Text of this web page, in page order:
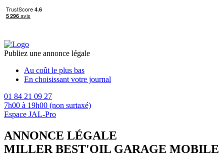
Publiez une annonce légale
Au coût le plus bas
En choisissant votre journal
01 84 21 09 27
7h00 à 19h00 (non surtaxé)
Espace JAL-Pro
ANNONCE LÉGALE
MILLER BEST'OIL GARAGE MOBILE